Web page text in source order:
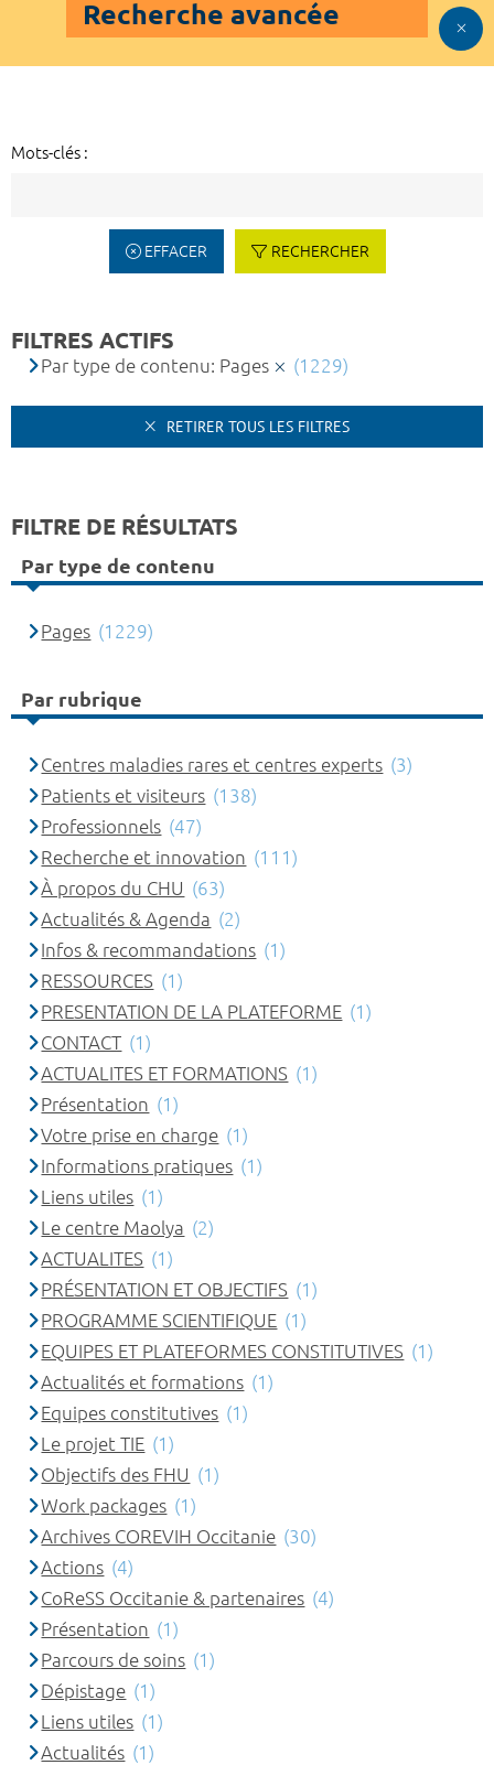
Recherche avancée
Mots-clés :
EFFACER RECHERCHER
FILTRES ACTIFS
Par type de contenu: Pages (1229)
RETIRER TOUS LES FILTRES
FILTRE DE RÉSULTATS
Par type de contenu
Pages (1229)
Par rubrique
Centres maladies rares et centres experts (3)
Patients et visiteurs (138)
Professionnels (47)
Recherche et innovation (111)
À propos du CHU (63)
Actualités & Agenda (2)
Infos & recommandations (1)
RESSOURCES (1)
PRESENTATION DE LA PLATEFORME (1)
CONTACT (1)
ACTUALITES ET FORMATIONS (1)
Présentation (1)
Votre prise en charge (1)
Informations pratiques (1)
Liens utiles (1)
Le centre Maolya (2)
ACTUALITES (1)
PRÉSENTATION ET OBJECTIFS (1)
PROGRAMME SCIENTIFIQUE (1)
EQUIPES ET PLATEFORMES CONSTITUTIVES (1)
Actualités et formations (1)
Equipes constitutives (1)
Le projet TIE (1)
Objectifs des FHU (1)
Work packages (1)
Archives COREVIH Occitanie (30)
Actions (4)
CoReSS Occitanie & partenaires (4)
Présentation (1)
Parcours de soins (1)
Dépistage (1)
Liens utiles (1)
Actualités (1)